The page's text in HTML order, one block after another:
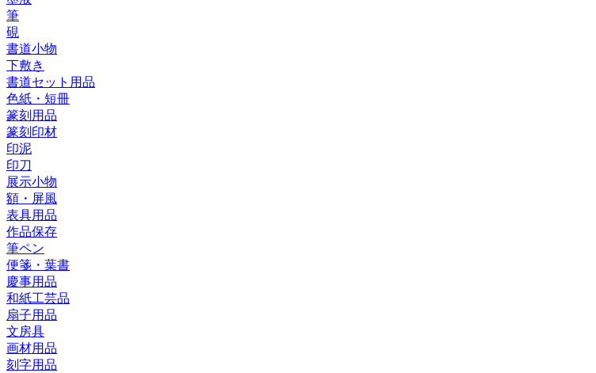
筆
硯
書道小物
下敷き
書道セット用品
色紙・短冊
篆刻用品
篆刻印材
印泥
印刀
展示小物
額・屏風
表具用品
作品保存
筆ペン
便箋・葉書
慶事用品
和紙工芸品
扇子用品
文房具
画材用品
刻字用品